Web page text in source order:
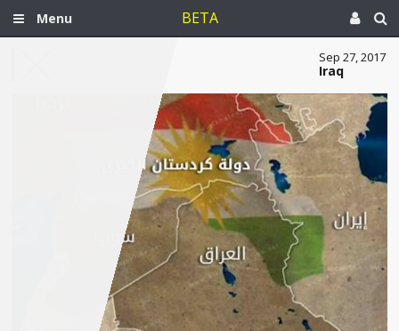
Menu BETA
Sep 27, 2017
Iraq